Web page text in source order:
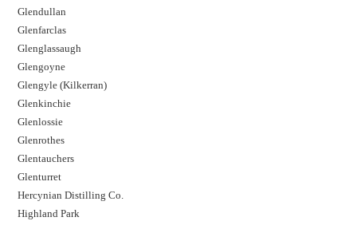
Glendullan
Glenfarclas
Glenglassaugh
Glengoyne
Glengyle (Kilkerran)
Glenkinchie
Glenlossie
Glenrothes
Glentauchers
Glenturret
Hercynian Distilling Co.
Highland Park